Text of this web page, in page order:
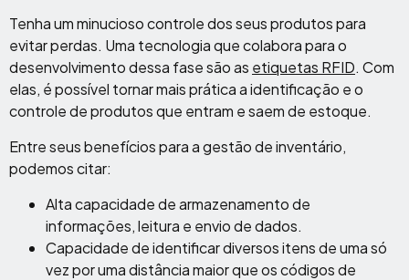
Tenha um minucioso controle dos seus produtos para
evitar perdas. Uma tecnologia que colabora para o
desenvolvimento dessa fase são as etiquetas RFID. Com
elas, é possível tornar mais prática a identificação e o
controle de produtos que entram e saem de estoque.
Entre seus benefícios para a gestão de inventário,
podemos citar:
Alta capacidade de armazenamento de
informações, leitura e envio de dados.
Capacidade de identificar diversos itens de uma só
vez por uma distância maior que os códigos de